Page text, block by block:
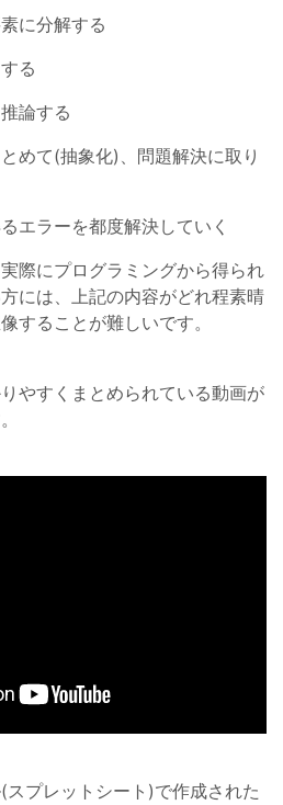
に分解する
る
論する
めて(抽象化)、問題解決に取り
エラーを都度解決していく
際にプログラミングから得られ
には、上記の内容がどれ程素晴
することが難しいです。
やすくまとめられている動画が
プレットシート)で作成された